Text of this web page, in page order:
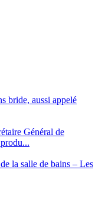
bride, aussi appelé
Général de
la salle de bains – Les